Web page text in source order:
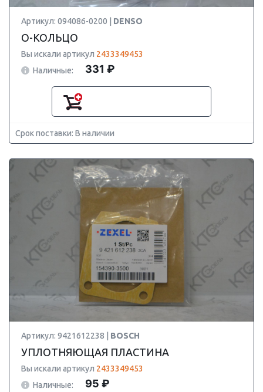
Артикул: 094086-0200 | DENSO
О-КОЛЬЦО
Вы искали артикул 2433349453
Наличные:
331 ₽
Срок поставки: В наличии
Артикул: 9421612238 | BOSCH
УПЛОТНЯЮЩАЯ ПЛАСТИНА
Вы искали артикул 2433349453
Наличные:
95 ₽